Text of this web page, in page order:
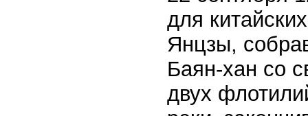
для
Янцзы,
Баян-хан со
двух